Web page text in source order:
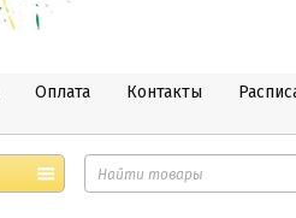
Оплата Контакты